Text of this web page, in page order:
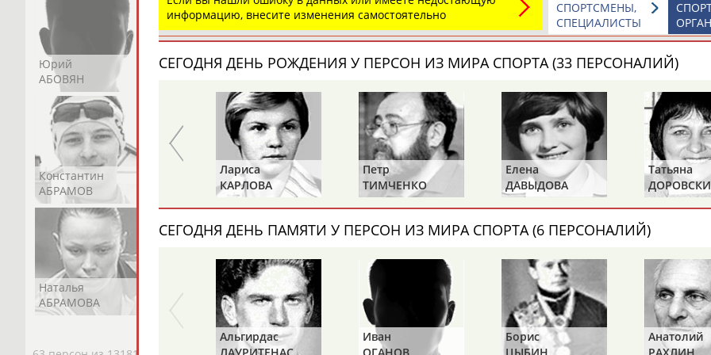
Юрий
АБОВЯН
Никита
Виктор
Элизабет
Захария
Александр
Константин
АБРАМОВ
Николай
АБРАМОВ
Павел
АБРАМОВ
Дарья
АБРАМОВА
Екатерина
АБРАМОВА
Наталья
АБРАМОВА
АБРАМОВА
Светлана
АБРАМОВА
Тамара
АБРАМОВА
Дмитрий
АБРАМОВИЧ
Маргарита
АБРАМОВИЧ
информацию, внесите изменения самостоятельно
СПОРТСМЕНЫ,
СПЕЦИАЛИСТЫ
СЕГОДНЯ ДЕНЬ РОЖДЕНИЯ У ПЕРСОН ИЗ МИРА СПОРТА (33 ПЕРСОНАЛИЙ)
Александр
ДИТЯТИН
Лариса
КАРЛОВА
Петр
ТИМЧЕНКО
Елена
ДАВЫДОВА
Татьяна
СЕГОДНЯ ДЕНЬ ПАМЯТИ У ПЕРСОН ИЗ МИРА СПОРТА (6 ПЕРСОНАЛИЙ)
Альгирдас
ЛАУРИТЕНАС
Иван
ОГАНОВ
Борис
ЦЫБИН
Анатолий
РАХЛИН